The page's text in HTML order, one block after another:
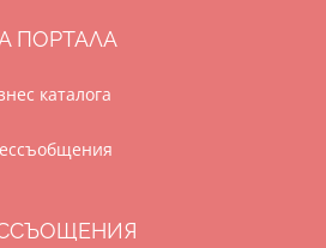
ПОРТАЛА
каталога